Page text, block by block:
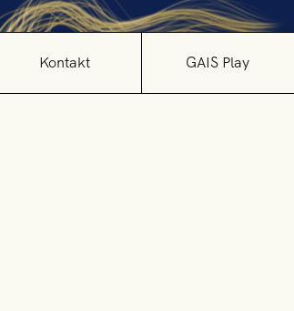
Kontakt GAIS Play